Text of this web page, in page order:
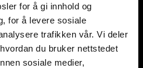
for å gi innhold og
for å levere sosiale
trafikken vår. Vi deler
du bruker nettstedet
sosiale medier,